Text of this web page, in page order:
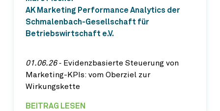
AK Marketing Performance Analytics der
Schmalenbach-Gesellschaft für
Betriebswirtschaft e.V.
01.06.26‐ Evidenzbasierte Steuerung von
Marketing-KPIs: vom Oberziel zur
Wirkungskette
BEITRAG LESEN